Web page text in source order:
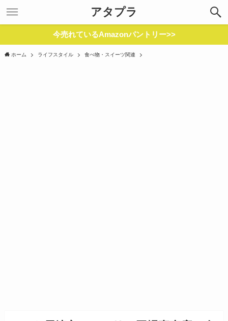
アタプラ
今売れているAmazonパントリー>>
ホーム ライフスタイル 食べ物・スイーツ関連